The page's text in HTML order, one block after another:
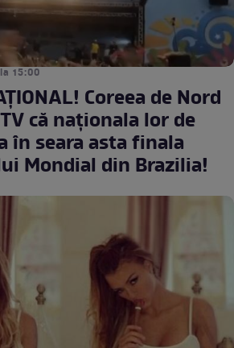
15:00
Coreea de Nord
că naţionala lor de
în seara asta finala
Mondial din Brazilia!